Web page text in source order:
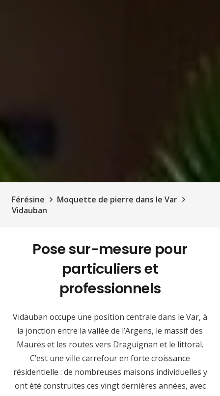
Férésine
Moquette de pierre dans le Var
Vidauban
Pose sur-mesure pour
particuliers et
professionnels
Vidauban occupe une position centrale dans le Var, à
la jonction entre la vallée de l’Argens, le massif des
Maures et les routes vers Draguignan et le littoral.
C’est une ville carrefour en forte croissance
résidentielle : de nombreuses maisons individuelles y
ont été construites ces vingt dernières années, avec